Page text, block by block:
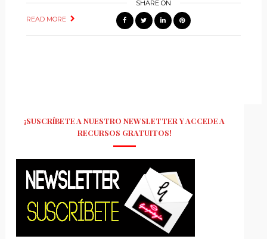
READ MORE
SHARE ON
¡SUSCRÍBETE A NUESTRO NEWSLETTER Y ACCEDE A
RECURSOS GRATUITOS!